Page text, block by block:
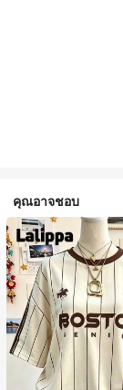
คุณอาจชอบ